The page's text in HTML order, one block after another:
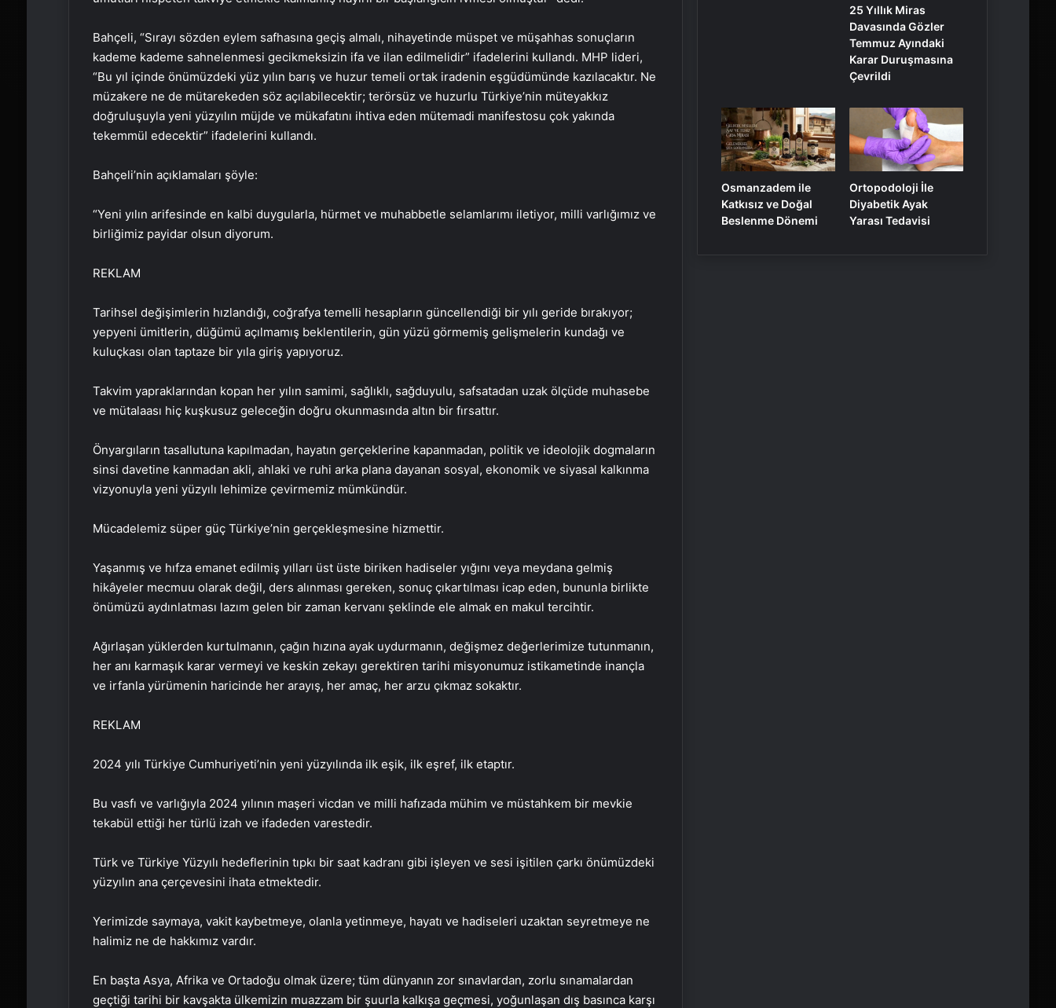
Bahçeli, “Sırayı sözden eylem safhasına geçiş almalı, nihayetinde müspet ve müşahhas sonuçların
kademe kademe sahnelenmesi gecikmeksizin ifa ve ilan edilmelidir” ifadelerini kullandı. MHP lideri,
“Bu yıl içinde önümüzdeki yüz yılın barış ve huzur temeli ortak iradenin eşgüdümünde kazılacaktır. Ne
müzakere ne de mütarekeden söz açılabilecektir; terörsüz ve huzurlu Türkiye’nin müteyakkız
doğruluşuyla yeni yüzyılın müjde ve mükafatını ihtiva eden mütemadi manifestosu çok yakında
tekemmül edecektir” ifadelerini kullandı.
Bahçeli’nin açıklamaları şöyle:
“Yeni yılın arifesinde en kalbi duygularla, hürmet ve muhabbetle selamlarımı iletiyor, milli varlığımız ve
birliğimiz payidar olsun diyorum.
REKLAM
Tarihsel değişimlerin hızlandığı, coğrafya temelli hesapların güncellendiği bir yılı geride bırakıyor;
yepyeni ümitlerin, düğümü açılmamış beklentilerin, gün yüzü görmemiş gelişmelerin kundağı ve
kuluçkası olan taptaze bir yıla giriş yapıyoruz.
Takvim yapraklarından kopan her yılın samimi, sağlıklı, sağduyulu, safsatadan uzak ölçüde muhasebe
ve mütalaası hiç kuşkusuz geleceğin doğru okunmasında altın bir fırsattır.
Önyargıların tasallutuna kapılmadan, hayatın gerçeklerine kapanmadan, politik ve ideolojik dogmaların
sinsi davetine kanmadan akli, ahlaki ve ruhi arka plana dayanan sosyal, ekonomik ve siyasal kalkınma
vizyonuyla yeni yüzyılı lehimize çevirmemiz mümkündür.
Mücadelemiz süper güç Türkiye’nin gerçekleşmesine hizmettir.
Yaşanmış ve hıfza emanet edilmiş yılları üst üste biriken hadiseler yığını veya meydana gelmiş
hikâyeler mecmuu olarak değil, ders alınması gereken, sonuç çıkartılması icap eden, bununla birlikte
önümüzü aydınlatması lazım gelen bir zaman kervanı şeklinde ele almak en makul tercihtir.
Ağırlaşan yüklerden kurtulmanın, çağın hızına ayak uydurmanın, değişmez değerlerimize tutunmanın,
her anı karmaşık karar vermeyi ve keskin zekayı gerektiren tarihi misyonumuz istikametinde inançla
ve irfanla yürümenin haricinde her arayış, her amaç, her arzu çıkmaz sokaktır.
REKLAM
2024 yılı Türkiye Cumhuriyeti’nin yeni yüzyılında ilk eşik, ilk eşref, ilk etaptır.
Bu vasfı ve varlığıyla 2024 yılının maşeri vicdan ve milli hafızada mühim ve müstahkem bir mevkie
tekabül ettiği her türlü izah ve ifadeden varestedir.
Türk ve Türkiye Yüzyılı hedeflerinin tıpkı bir saat kadranı gibi işleyen ve sesi işitilen çarkı önümüzdeki
yüzyılın ana çerçevesini ihata etmektedir.
Yerimizde saymaya, vakit kaybetmeye, olanla yetinmeye, hayatı ve hadiseleri uzaktan seyretmeye ne
halimiz ne de hakkımız vardır.
En başta Asya, Afrika ve Ortadoğu olmak üzere; tüm dünyanın zor sınavlardan, zorlu sınamalardan
geçtiği tarihi bir kavşakta ülkemizin muazzam bir şuurla kalkışa geçmesi, yoğunlaşan dış basınca karşı
25 Yıllık Miras
Davasında Gözler
Temmuz Ayındaki
Karar Duruşmasına
Çevrildi
Osmanzadem ile
Katkısız ve Doğal
Beslenme Dönemi
Ortopodoloji İle
Diyabetik Ayak
Yarası Tedavisi